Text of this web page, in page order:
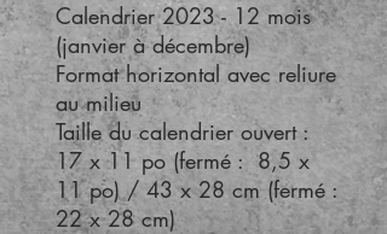
Calendrier 2023 - 12 mois
(janvier à décembre)
Format horizontal avec reliure
au milieu
Taille du calendrier ouvert :
17 x 11 po (fermé : 8,5 x
11 po) / 43 x 28 cm (fermé :
22 x 28 cm)